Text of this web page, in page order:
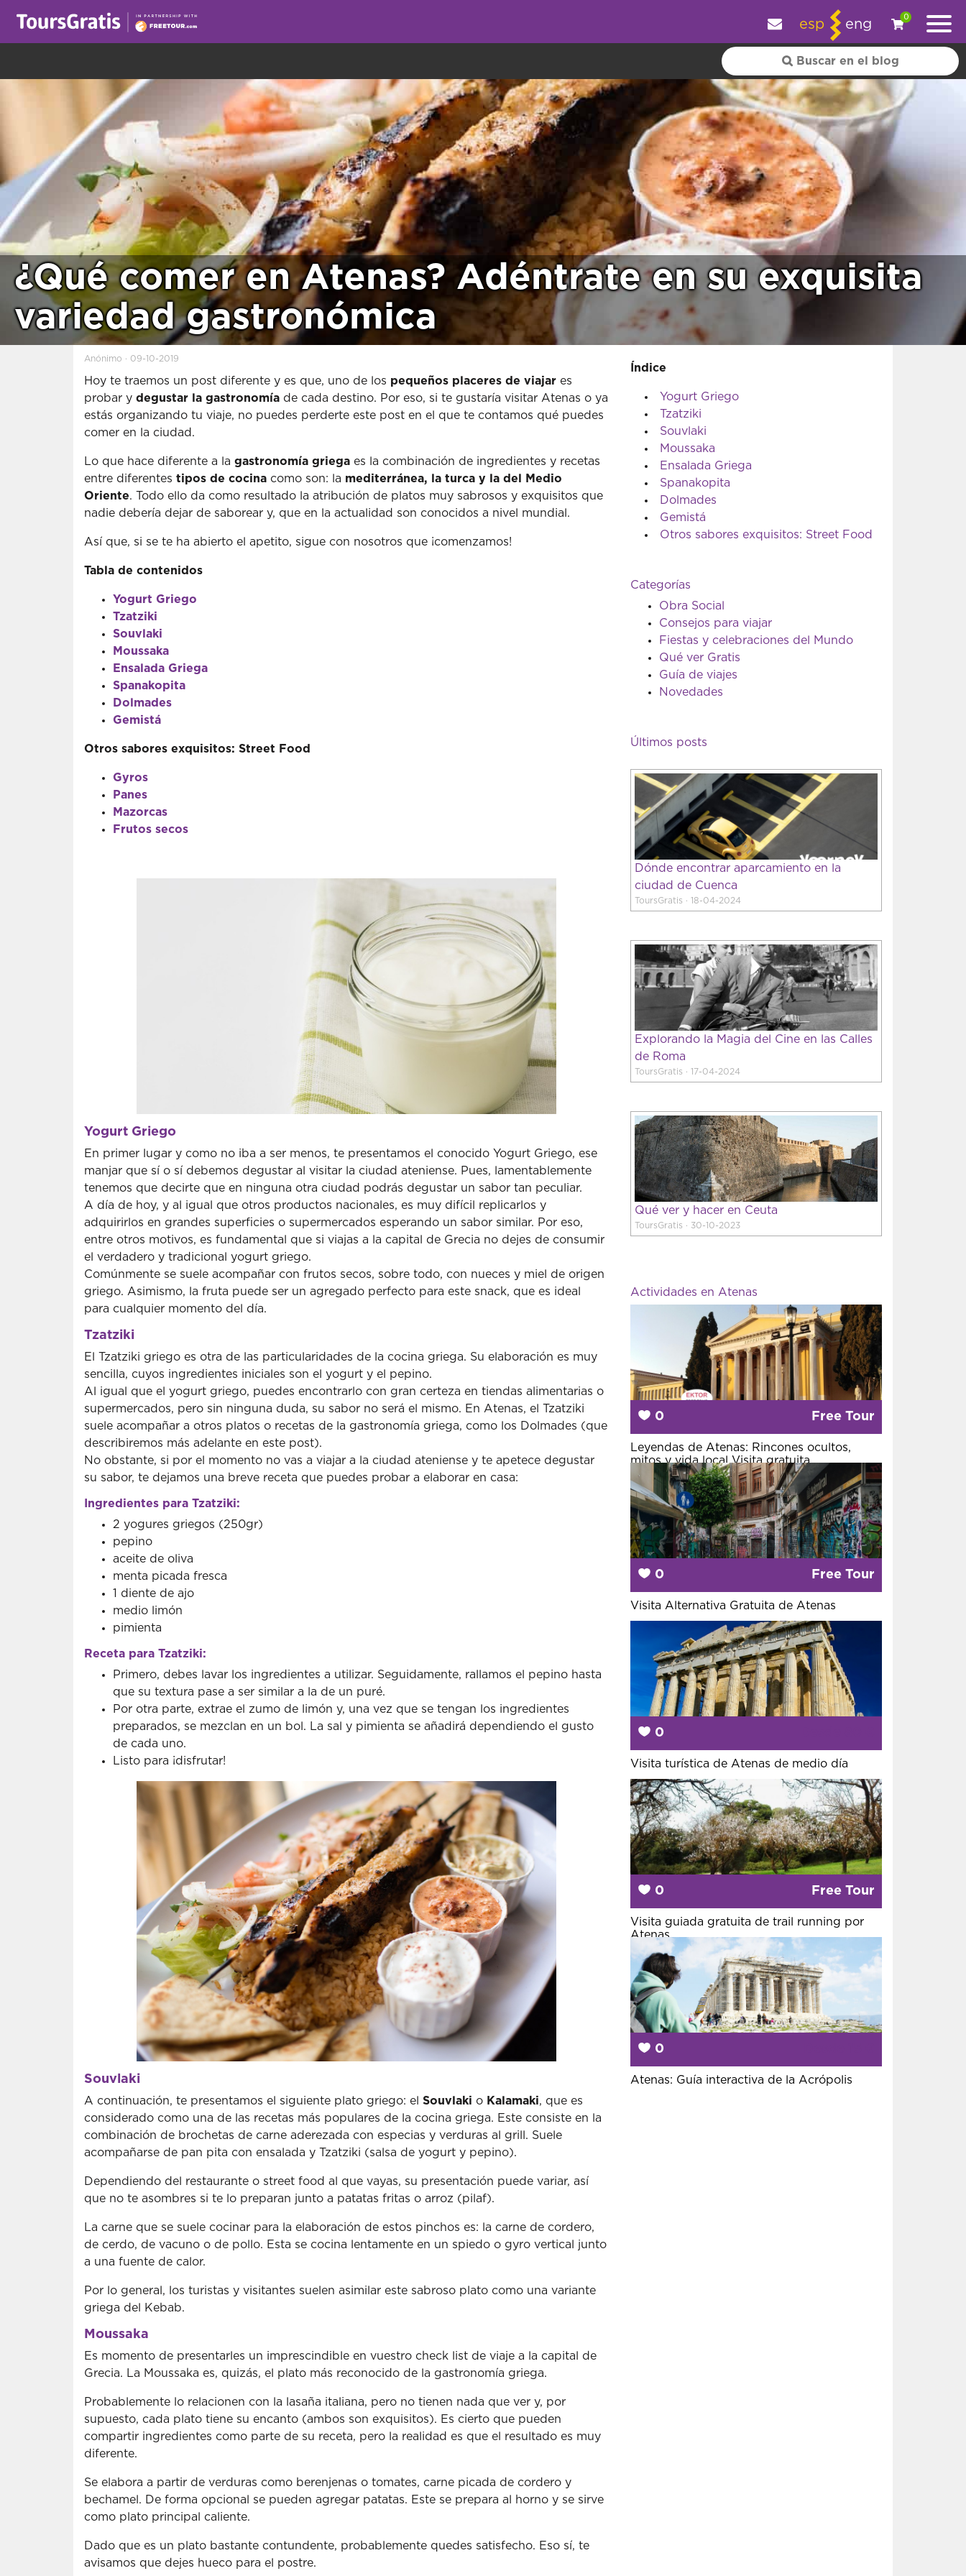
esp eng
0
¿Qué comer en Atenas? Adéntrate en su exquisita
variedad gastronómica
Anónimo · 09-10-2019
Hoy te traemos un post diferente y es que, uno de los pequeños placeres de viajar es
probar y degustar la gastronomía de cada destino. Por eso, si te gustaría visitar Atenas o ya
estás organizando tu viaje, no puedes perderte este post en el que te contamos qué puedes
comer en la ciudad.
Lo que hace diferente a la gastronomía griega es la combinación de ingredientes y recetas
entre diferentes tipos de cocina como son: la mediterránea, la turca y la del Medio
Oriente. Todo ello da como resultado la atribución de platos muy sabrosos y exquisitos que
nadie debería dejar de saborear y, que en la actualidad son conocidos a nivel mundial.
Así que, si se te ha abierto el apetito, sigue con nosotros que ¡comenzamos!
Tabla de contenidos
Yogurt Griego
Tzatziki
Souvlaki
Moussaka
Ensalada Griega
Spanakopita
Dolmades
Gemistá
Otros sabores exquisitos: Street Food
Gyros
Panes
Mazorcas
Frutos secos
Yogurt Griego
En primer lugar y como no iba a ser menos, te presentamos el conocido Yogurt Griego, ese
manjar que sí o sí debemos degustar al visitar la ciudad ateniense. Pues, lamentablemente
tenemos que decirte que en ninguna otra ciudad podrás degustar un sabor tan peculiar.
A día de hoy, y al igual que otros productos nacionales, es muy difícil replicarlos y
adquirirlos en grandes superficies o supermercados esperando un sabor similar. Por eso,
entre otros motivos, es fundamental que si viajas a la capital de Grecia no dejes de consumir
el verdadero y tradicional yogurt griego.
Comúnmente se suele acompañar con frutos secos, sobre todo, con nueces y miel de origen
griego. Asimismo, la fruta puede ser un agregado perfecto para este snack, que es ideal
para cualquier momento del día.
Tzatziki
El Tzatziki griego es otra de las particularidades de la cocina griega. Su elaboración es muy
sencilla, cuyos ingredientes iniciales son el yogurt y el pepino.
Al igual que el yogurt griego, puedes encontrarlo con gran certeza en tiendas alimentarias o
supermercados, pero sin ninguna duda, su sabor no será el mismo. En Atenas, el Tzatziki
suele acompañar a otros platos o recetas de la gastronomía griega, como los Dolmades (que
describiremos más adelante en este post).
No obstante, si por el momento no vas a viajar a la ciudad ateniense y te apetece degustar
su sabor, te dejamos una breve receta que puedes probar a elaborar en casa:
Ingredientes para Tzatziki:
2 yogures griegos (250gr)
pepino
aceite de oliva
menta picada fresca
1 diente de ajo
medio limón
pimienta
Receta para Tzatziki:
Primero, debes lavar los ingredientes a utilizar. Seguidamente, rallamos el pepino hasta
que su textura pase a ser similar a la de un puré.
Por otra parte, extrae el zumo de limón y, una vez que se tengan los ingredientes
preparados, se mezclan en un bol. La sal y pimienta se añadirá dependiendo el gusto
de cada uno.
Listo para ¡disfrutar!
Souvlaki
A continuación, te presentamos el siguiente plato griego: el Souvlaki o Kalamaki, que es
considerado como una de las recetas más populares de la cocina griega. Este consiste en la
combinación de brochetas de carne aderezada con especias y verduras al grill. Suele
acompañarse de pan pita con ensalada y Tzatziki (salsa de yogurt y pepino).
Dependiendo del restaurante o street food al que vayas, su presentación puede variar, así
que no te asombres si te lo preparan junto a patatas fritas o arroz (pilaf).
La carne que se suele cocinar para la elaboración de estos pinchos es: la carne de cordero,
de cerdo, de vacuno o de pollo. Esta se cocina lentamente en un spiedo o gyro vertical junto
a una fuente de calor.
Por lo general, los turistas y visitantes suelen asimilar este sabroso plato como una variante
griega del Kebab.
Moussaka
Es momento de presentarles un imprescindible en vuestro check list de viaje a la capital de
Grecia. La Moussaka es, quizás, el plato más reconocido de la gastronomía griega.
Probablemente lo relacionen con la lasaña italiana, pero no tienen nada que ver y, por
supuesto, cada plato tiene su encanto (ambos son exquisitos). Es cierto que pueden
compartir ingredientes como parte de su receta, pero la realidad es que el resultado es muy
diferente.
Se elabora a partir de verduras como berenjenas o tomates, carne picada de cordero y
bechamel. De forma opcional se pueden agregar patatas. Este se prepara al horno y se sirve
como plato principal caliente.
Dado que es un plato bastante contundente, probablemente quedes satisfecho. Eso sí, te
avisamos que dejes hueco para el postre.
Índice
Yogurt Griego
Tzatziki
Souvlaki
Moussaka
Ensalada Griega
Spanakopita
Dolmades
Gemistá
Otros sabores exquisitos: Street Food
Categorías
Obra Social
Consejos para viajar
Fiestas y celebraciones del Mundo
Qué ver Gratis
Guía de viajes
Novedades
Últimos posts
Dónde encontrar aparcamiento en la
ciudad de Cuenca
ToursGratis · 18-04-2024
Explorando la Magia del Cine en las Calles
de Roma
ToursGratis · 17-04-2024
Qué ver y hacer en Ceuta
ToursGratis · 30-10-2023
Actividades en Atenas
0 Free Tour
Leyendas de Atenas: Rincones ocultos,
mitos y vida local Visita gratuita
0 Free Tour
Visita Alternativa Gratuita de Atenas
0
Visita turística de Atenas de medio día
0 Free Tour
Visita guiada gratuita de trail running por
Atenas
0
Atenas: Guía interactiva de la Acrópolis
¡Este es otro mensaje sobre las cookies! Todo el mundo come galletas, pero nosotros las utilizamos para mejorar el servicio y personalizar tu experiencia. + información